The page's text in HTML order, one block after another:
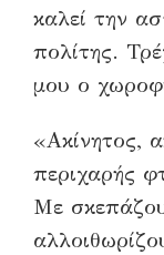
καλεί την
πολίτης.
μου ο
«Ακίνητος,
περιχαρής
Με